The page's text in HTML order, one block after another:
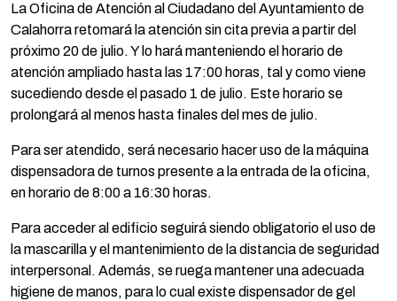
La Oficina de Atención al Ciudadano del Ayuntamiento de
Calahorra retomará la atención sin cita previa a partir del
próximo 20 de julio. Y lo hará manteniendo el horario de
atención ampliado hasta las 17:00 horas, tal y como viene
sucediendo desde el pasado 1 de julio. Este horario se
prolongará al menos hasta finales del mes de julio.
Para ser atendido, será necesario hacer uso de la máquina
dispensadora de turnos presente a la entrada de la oficina,
en horario de 8:00 a 16:30 horas.
Para acceder al edificio seguirá siendo obligatorio el uso de
la mascarilla y el mantenimiento de la distancia de seguridad
interpersonal. Además, se ruega mantener una adecuada
higiene de manos, para lo cual existe dispensador de gel